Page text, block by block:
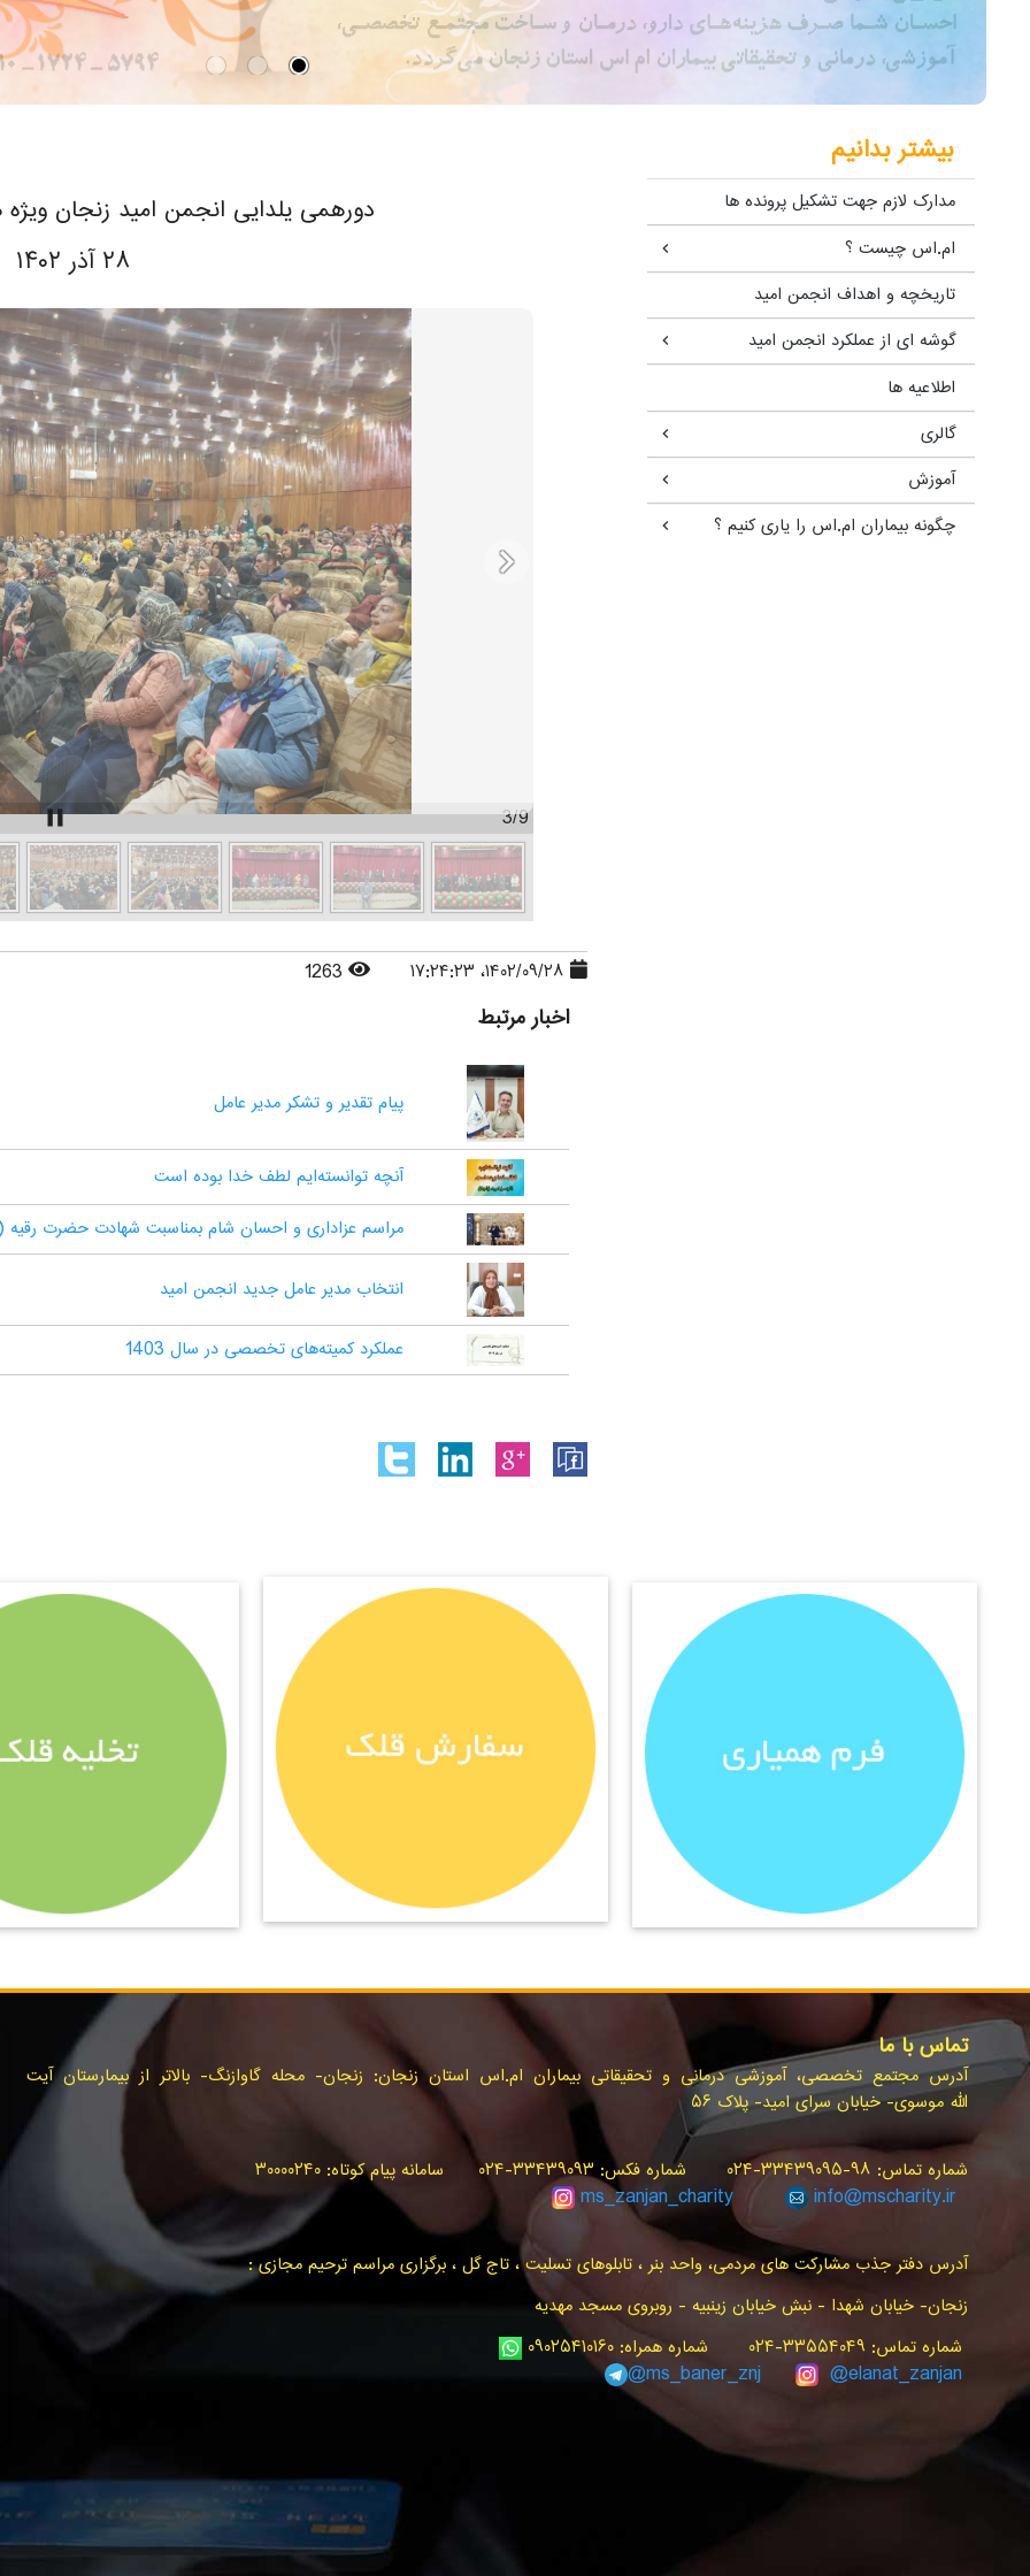
بیشتر بدانیم
مدارک لازم جهت تشکیل پرونده ها
ام.اس چیست ؟
تاریخچه و اهداف انجمن امید
گوشه ای از عملکرد انجمن امید
اطلاعیه ها
گالری
آموزش
چگونه بیماران ام.اس را یاری کنیم ؟
دورهمی یلدایی انجمن امید زنجان ویژه
۲۸ آذر ۱۴۰۲
chevron_right
pause 3/9
اخبار مرتبط
پیام تقدیر و تشکر مدیر عامل
آنچه توانسته‌ایم لطف خدا بوده است
مراسم عزاداری و احسان شام بمناسبت شهادت حضرت
انتخاب مدیر عامل جدید انجمن امید
عملکرد کمیته‌های تخصصی در سال 1403
تماس با ما
آدرس مجتمع تخصصی، آموزشی درمانی و تحقیقاتی بیماران ام.اس استان زنجان: زنجان- محله گاوازنگ- بالاتر از بیمارستان آیت
الله موسوی- خیابان سرای امید- پلاک ۵۶
شماره تماس: ۹۸-۳۳۴۳۹۰۹۵-۰۲۴ شماره فکس: ۳۳۴۳۹۰۹۳-۰۲۴ سامانه پیام کوتاه: ۳۰۰۰۰۲۴۰
ms_zanjan_charity info@mscharity.ir
آدرس دفتر جذب مشارکت های مردمی، واحد بنر ، تابلوهای تسلیت ، تاج گل ، برگزاری مراسم ترحیم مجازی :
زنجان- خیابان شهدا - نبش خیابان زینبیه - روبروی مسجد مهدیه
شماره تماس: ۳۳۵۵۴۰۴۹-۰۲۴ شماره همراه: ۰۹۰۲۵۴۱۰۱۶۰
ms_baner_znj
@elanat_zanjan@